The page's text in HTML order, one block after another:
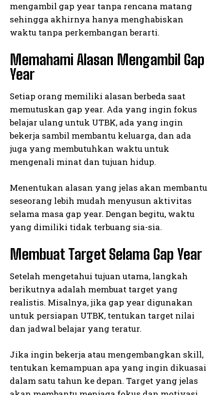
mengambil gap year tanpa rencana matang
sehingga akhirnya hanya menghabiskan
waktu tanpa perkembangan berarti.
Memahami Alasan Mengambil Gap
Year
Setiap orang memiliki alasan berbeda saat
memutuskan gap year. Ada yang ingin fokus
belajar ulang untuk UTBK, ada yang ingin
bekerja sambil membantu keluarga, dan ada
juga yang membutuhkan waktu untuk
mengenali minat dan tujuan hidup.
Menentukan alasan yang jelas akan membantu
seseorang lebih mudah menyusun aktivitas
selama masa gap year. Dengan begitu, waktu
yang dimiliki tidak terbuang sia-sia.
Membuat Target Selama Gap Year
Setelah mengetahui tujuan utama, langkah
berikutnya adalah membuat target yang
realistis. Misalnya, jika gap year digunakan
untuk persiapan UTBK, tentukan target nilai
dan jadwal belajar yang teratur.
Jika ingin bekerja atau mengembangkan skill,
tentukan kemampuan apa yang ingin dikuasai
dalam satu tahun ke depan. Target yang jelas